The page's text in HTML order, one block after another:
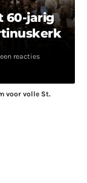
60-jarig
reacties
voor volle St.